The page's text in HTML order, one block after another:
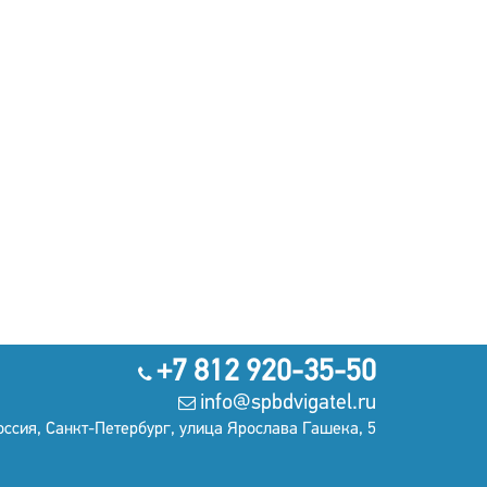
+7 812 920-35-50
info@spbdvigatel.ru
Санкт-Петербург, улица Ярослава Гашека, 5